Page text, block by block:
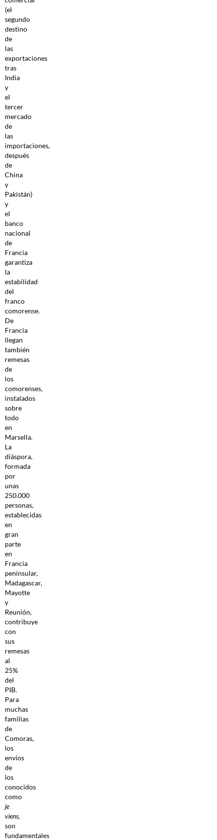
(el
segundo
destino
de
las
exportaciones
tras
India
y
el
tercer
mercado
de
las
importaciones,
después
de
China
y
Pakistán)
y
el
banco
nacional
de
Francia
garantiza
la
estabilidad
del
franco
comorense.
De
Francia
llegan
también
remesas
de
los
comorenses,
instalados
sobre
todo
en
Marsella.
La
diáspora,
formada
por
unas
250.000
personas,
establecidas
en
gran
parte
en
Francia
peninsular,
Madagascar,
Mayotte
y
Reunión,
contribuye
con
sus
remesas
al
25%
del
PIB.
Para
muchas
familias
de
Comoras,
los
envíos
de
los
conocidos
como
je
viens,
son
fundamentales